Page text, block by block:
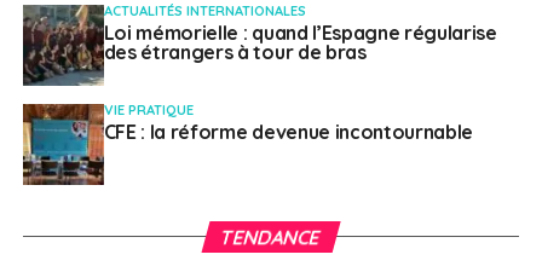
ACTUALITÉS INTERNATIONALES
Loi mémorielle : quand l’Espagne régularise
des étrangers à tour de bras
VIE PRATIQUE
CFE : la réforme devenue incontournable
TENDANCE